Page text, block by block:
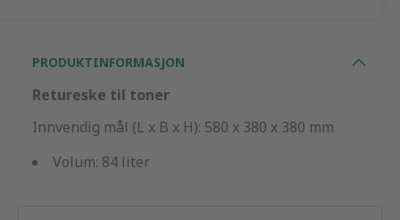
PRODUKTINFORMASJON
Retureske til toner
Innvendig mål (L x B x H): 580 x 380 x 380 mm
Volum: 84 liter